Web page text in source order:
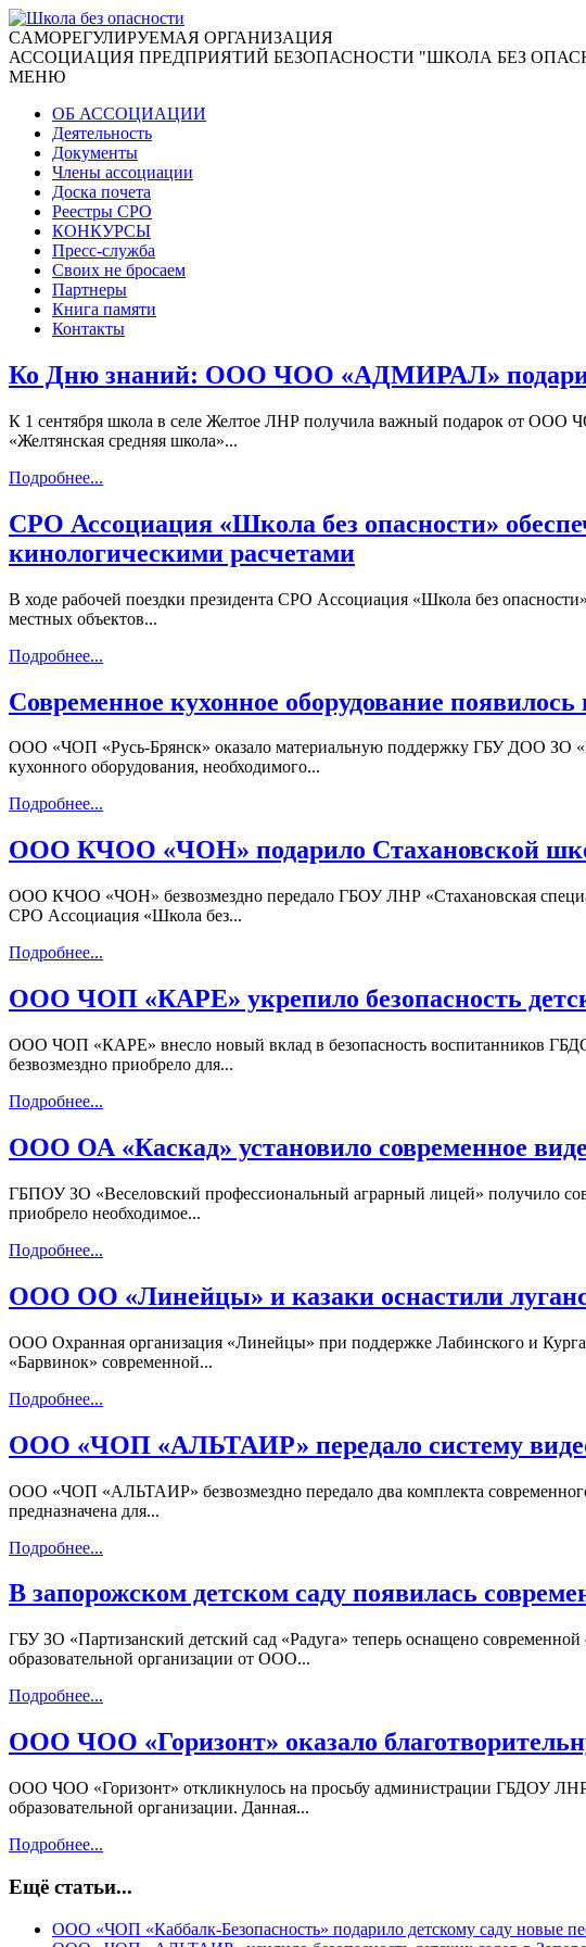
CАМОРЕГУЛИРУЕМАЯ ОРГАНИЗАЦИЯ
АССОЦИАЦИЯ ПРЕДПРИЯТИЙ БЕЗОПАСНОСТИ "ШКОЛА БЕЗ
МЕНЮ
ОБ АССОЦИАЦИИ
Деятельность
Документы
Члены ассоциации
Доска почета
Реестры СРО
КОНКУРСЫ
Пресс-служба
Своих не бросаем
Партнеры
Книга памяти
Контакты
Ко Дню знаний: ООО ЧОО «АДМИРАЛ»
К 1 сентября школа в селе Желтое ЛНР получила важный подарок от ООО
«Желтянская средняя школа»...
Подробнее...
СРО Ассоциация «Школа без опасности»
кинологическими расчетами
В ходе рабочей поездки президента СРО Ассоциация «Школа без
местных объектов...
Подробнее...
Современное кухонное оборудование
ООО «ЧОП «Русь-Брянск» оказало материальную поддержку ГБУ ДОО ЗО
кухонного оборудования, необходимого...
Подробнее...
ООО КЧОО «ЧОН» подарило Стахановской
ООО КЧОО «ЧОН» безвозмездно передало ГБОУ ЛНР «Стахановская
СРО Ассоциация «Школа без...
Подробнее...
ООО ЧОП «КАРЕ» укрепило безопасность
ООО ЧОП «КАРЕ» внесло новый вклад в безопасность воспитанников
безвозмездно приобрело для...
Подробнее...
ООО ОА «Каскад» установило современное
ГБПОУ ЗО «Веселовский профессиональный аграрный лицей» получило
приобрело необходимое...
Подробнее...
ООО ОО «Линейцы» и казаки оснастили
ООО Охранная организация «Линейцы» при поддержке Лабинского и
«Барвинок» современной...
Подробнее...
ООО «ЧОП «АЛЬТАИР» передало систему
ООО «ЧОП «АЛЬТАИР» безвозмездно передало два комплекта
предназначена для...
Подробнее...
В запорожском детском саду появилась
ГБУ ЗО «Партизанский детский сад «Радуга» теперь оснащено
образовательной организации от ООО...
Подробнее...
ООО ЧОО «Горизонт» оказало
ООО ЧОО «Горизонт» откликнулось на просьбу администрации ГБДОУ
образовательной организации. Данная...
Подробнее...
Ещё статьи...
ООО «ЧОП «Каббалк-Безопасность» подарило детскому саду новые